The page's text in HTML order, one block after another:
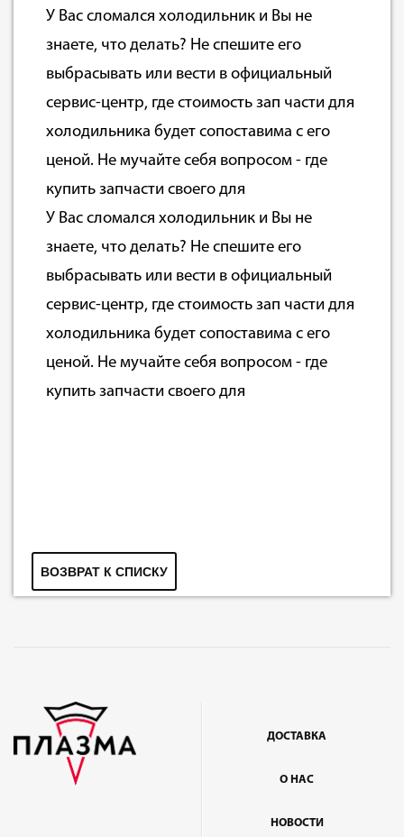
У Вас сломался холодильник и Вы не
знаете, что делать? Не спешите его
выбрасывать или вести в официальный
сервис-центр, где стоимость зап части для
холодильника будет сопоставима с его
ценой. Не мучайте себя вопросом - где
купить запчасти своего для
У Вас сломался холодильник и Вы не
знаете, что делать? Не спешите его
выбрасывать или вести в официальный
сервис-центр, где стоимость зап части для
холодильника будет сопоставима с его
ценой. Не мучайте себя вопросом - где
купить запчасти своего для
ВОЗВРАТ К СПИСКУ
ДОСТАВКА
О НАС
НОВОСТИ